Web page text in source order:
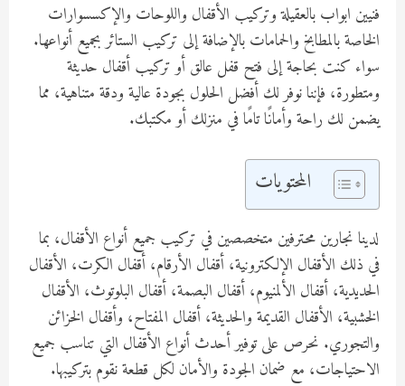
فنيين ابواب بالعقيلة وتركيب الأقفال واللوحات والإكسسوارات
الخاصة بالمطابخ والحمامات بالإضافة إلى تركيب الستائر بجميع أنواعها.
سواء كنت بحاجة إلى فتح قفل عالق أو تركيب أقفال حديثة
ومتطورة، فإننا نوفر لك أفضل الحلول بجودة عالية ودقة متناهية، مما
يضمن لك راحة وأمانًا تامًا في منزلك أو مكتبك.
المحتويات
لدينا نجارين محترفين متخصصين في تركيب جميع أنواع الأقفال، بما
في ذلك الأقفال الإلكترونية، أقفال الأرقام، أقفال الكرت، الأقفال
الحديدية، أقفال الألمنيوم، أقفال البصمة، أقفال البلوتوث، الأقفال
الخشبية، الأقفال القديمة والحديثة، أقفال المفتاح، وأقفال الخزائن
والتجوري. نحرص على توفير أحدث أنواع الأقفال التي تناسب جميع
الاحتياجات، مع ضمان الجودة والأمان لكل قطعة نقوم بتركيبها.